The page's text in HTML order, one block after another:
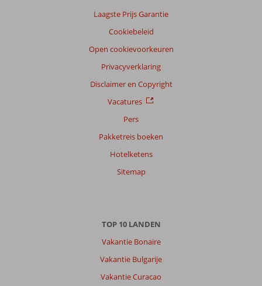
Laagste Prijs Garantie
Cookiebeleid
Open cookievoorkeuren
Privacyverklaring
Disclaimer en Copyright
Vacatures
Pers
Pakketreis boeken
Hotelketens
Sitemap
TOP 10 LANDEN
Vakantie Bonaire
Vakantie Bulgarije
Vakantie Curacao